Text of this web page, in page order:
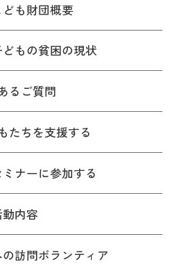
も財団概要
もの貧困の現状
るご質問
たちを支援する
ナーに参加する
動内容
訪問ボランティア